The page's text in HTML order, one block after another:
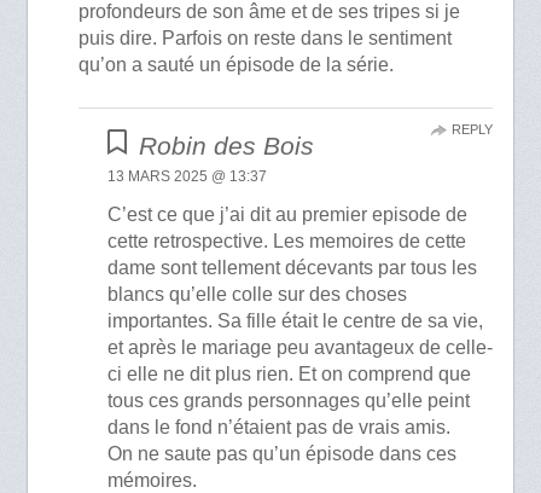
profondeurs de son âme et de ses tripes si je
puis dire. Parfois on reste dans le sentiment
qu’on a sauté un épisode de la série.
Robin des Bois
13 MARS 2025 @ 13:37
C’est ce que j’ai dit au premier episode de
cette retrospective. Les memoires de cette
dame sont tellement décevants par tous les
blancs qu’elle colle sur des choses
importantes. Sa fille était le centre de sa vie,
et après le mariage peu avantageux de celle-
ci elle ne dit plus rien. Et on comprend que
tous ces grands personnages qu’elle peint
dans le fond n’étaient pas de vrais amis.
On ne saute pas qu’un épisode dans ces
mémoires.
REPLY